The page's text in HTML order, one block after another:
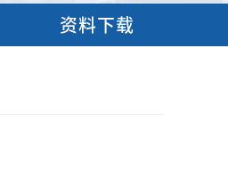
资料下载